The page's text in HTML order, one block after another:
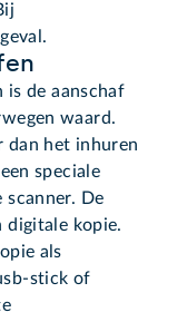
is de aanschaf
waard.
dan het inhuren
speciale
scanner. De
digitale kopie.
als
stick of